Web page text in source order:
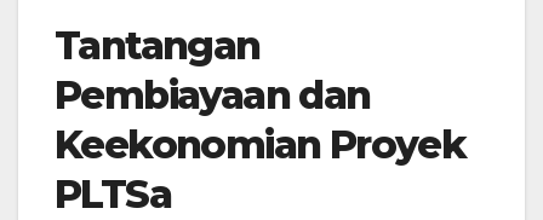
Tantangan
Pembiayaan dan
Keekonomian Proyek
PLTSa